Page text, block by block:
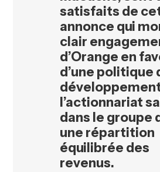
satisfaits de
annonce qui
clair
d’Orange en
d’une politique
l’actionnariat
dans le groupe
une répartition
équilibrée des
revenus.